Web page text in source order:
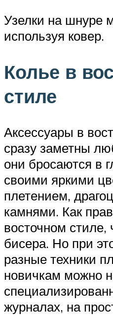
Узелки на шнуре
используя ковер.
Колье в
стиле
Аксессуары в
сразу заметны
они бросаются в
своими яркими
плетением,
камнями. Как
восточном стиле,
бисера. Но при
разные техники
новичкам можно
журналах, на